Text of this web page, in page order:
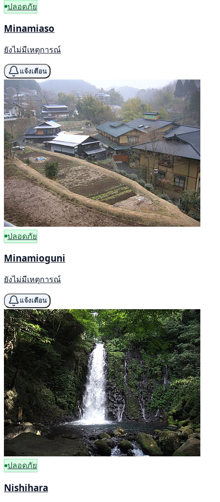
ปลอดภัย
Minamiaso
ยังไม่มีเหตุการณ์
แจ้งเตือน
ปลอดภัย
Minamioguni
ยังไม่มีเหตุการณ์
แจ้งเตือน
ปลอดภัย
Nishihara